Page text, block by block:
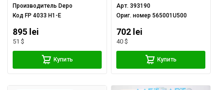
ПроизводительDepo
КодFP 4033 H1-E
895 lei
51 $
Купить
Арт.393190
Ориг. номер565001U500
702 lei
40 $
Купить